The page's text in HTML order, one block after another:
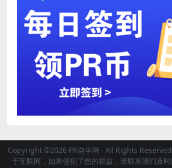
Copyright ©2026 PR自学网 - All Rights
于互联网，如果侵犯了您的权益，请联系我们及时